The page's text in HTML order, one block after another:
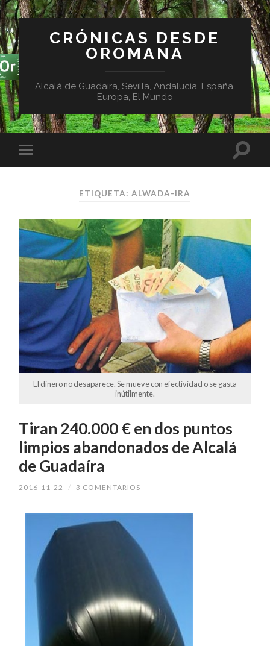
CRÓNICAS DESDE
OROMANA
Alcalá de Guadaíra, Sevilla, Andalucía, España,
Europa, El Mundo
ETIQUETA:ALWADA-IRA
El dinero no desaparece. Se mueve con efectividad o se gasta
inútilmente.
Tiran 240.000 € en dos puntos
limpios abandonados de Alcalá
de Guadaíra
2016-11-22 / 3 COMENTARIOS